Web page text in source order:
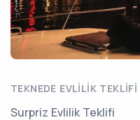
TEKNEDE EVLILIK TEKLIFI
Surpriz Evlilik Teklifi